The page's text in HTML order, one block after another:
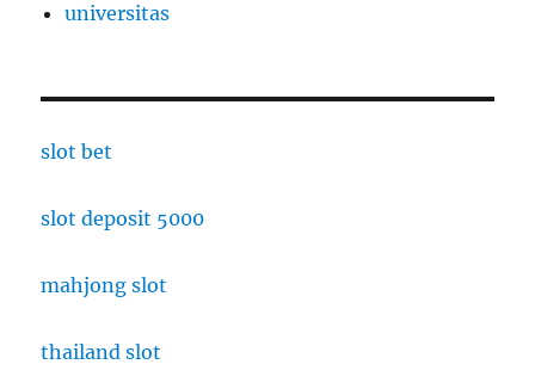
universitas
slot bet
slot deposit 5000
mahjong slot
thailand slot